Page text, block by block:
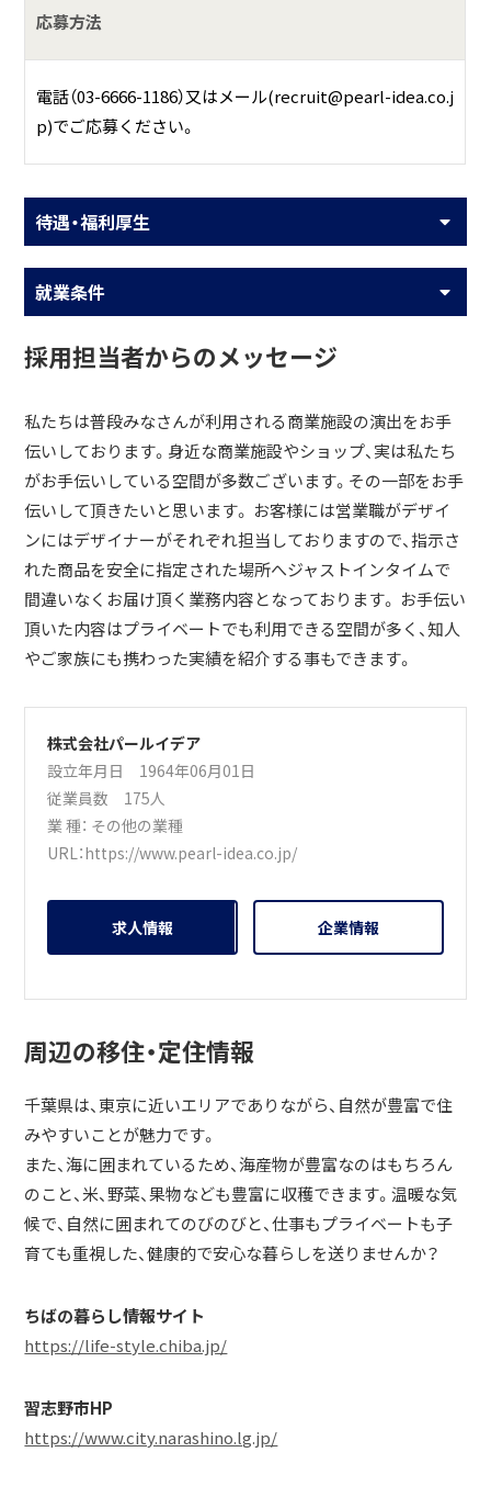
応募方法
電話（03-6666-1186）又はメール(recruit@pearl-idea.co.j
p)でご応募ください。
待遇・福利厚生
就業条件
採用担当者からのメッセージ
私たちは普段みなさんが利用される商業施設の演出をお手
伝いしております。身近な商業施設やショップ、実は私たち
がお手伝いしている空間が多数ございます。その一部をお手
伝いして頂きたいと思います。 お客様には営業職がデザイ
ンにはデザイナーがそれぞれ担当しておりますので、指示さ
れた商品を安全に指定された場所へジャストインタイムで
間違いなくお届け頂く業務内容となっております。 お手伝い
頂いた内容はプライベートでも利用できる空間が多く、知人
やご家族にも携わった実績を紹介する事もできます。
株式会社パールイデア
設立年月日 1964年06月01日
従業員数 175人
業 種： その他の業種
URL：https://www.pearl-idea.co.jp/
求人情報 企業情報
周辺の移住・定住情報
千葉県は、東京に近いエリアでありながら、自然が豊富で住
みやすいことが魅力です。
また、海に囲まれているため、海産物が豊富なのはもちろん
のこと、米、野菜、果物なども豊富に収穫できます。温暖な気
候で、自然に囲まれてのびのびと、仕事もプライベートも子
育ても重視した、健康的で安心な暮らしを送りませんか？
ちばの暮らし情報サイト
https://life-style.chiba.jp/
習志野市HP
https://www.city.narashino.lg.jp/